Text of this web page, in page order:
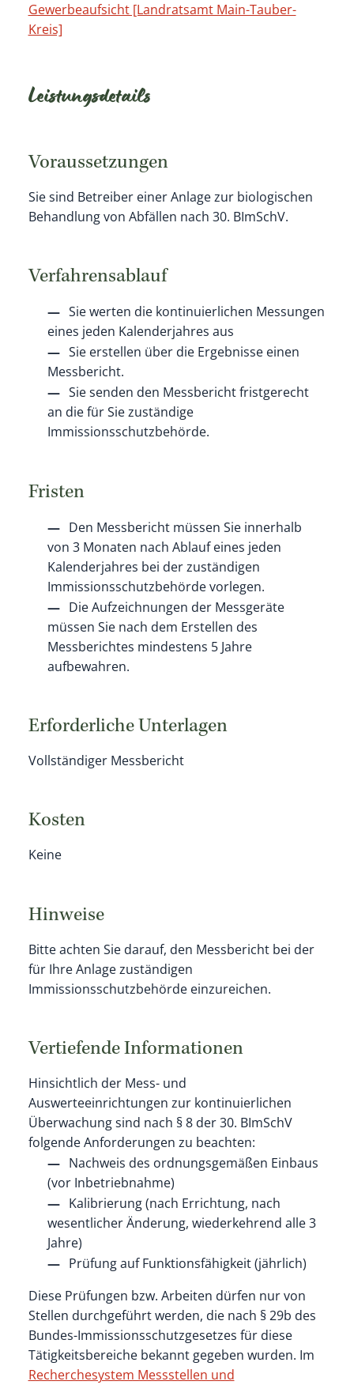
Gewerbeaufsicht [Landratsamt Main-Tauber-
Kreis]
Leistungsdetails
Voraussetzungen
Sie sind Betreiber einer Anlage zur biologischen
Behandlung von Abfällen nach 30. BImSchV.
Verfahrensablauf
Sie werten die kontinuierlichen Messungen
eines jeden Kalenderjahres aus
Sie erstellen über die Ergebnisse einen
Messbericht.
Sie senden den Messbericht fristgerecht
an die für Sie zuständige
Immissionsschutzbehörde.
Fristen
Den Messbericht müssen Sie innerhalb
von 3 Monaten nach Ablauf eines jeden
Kalenderjahres bei der zuständigen
Immissionsschutzbehörde vorlegen.
Die Aufzeichnungen der Messgeräte
müssen Sie nach dem Erstellen des
Messberichtes mindestens 5 Jahre
aufbewahren.
Erforderliche Unterlagen
Vollständiger Messbericht
Kosten
Keine
Hinweise
Bitte achten Sie darauf, den Messbericht bei der
für Ihre Anlage zuständigen
Immissionsschutzbehörde einzureichen.
Vertiefende Informationen
Hinsichtlich der Mess- und
Auswerteeinrichtungen zur kontinuierlichen
Überwachung sind nach § 8 der 30. BImSchV
folgende Anforderungen zu beachten:
Nachweis des ordnungsgemäßen Einbaus
(vor Inbetriebnahme)
Kalibrierung (nach Errichtung, nach
wesentlicher Änderung, wiederkehrend alle 3
Jahre)
Prüfung auf Funktionsfähigkeit (jährlich)
Diese Prüfungen bzw. Arbeiten dürfen nur von
Stellen durchgeführt werden, die nach § 29b des
Bundes-Immissionsschutzgesetzes für diese
Tätigkeitsbereiche bekannt gegeben wurden. Im
Recherchesystem Messstellen und